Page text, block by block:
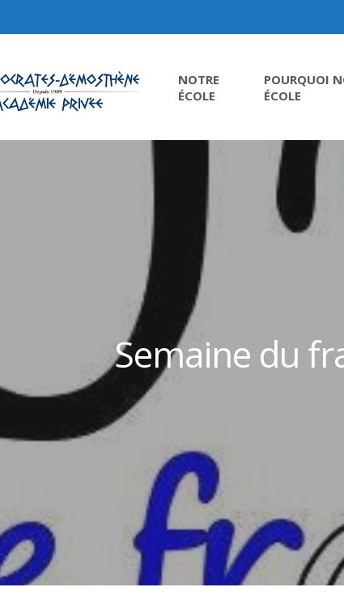
Hit enter to search or ESC to close
NOTRE
ÉCOLE
POURQUOI
ÉCOLE
Semaine du